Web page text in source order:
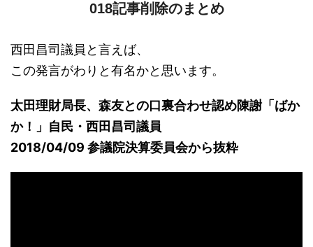
018記事削除のまとめ
西田昌司議員と言えば、
この発言がわりと有名かと思います。
太田理財局長、森友との口裏合わせ認め陳謝「ばか
か！」自民・西田昌司議員
2018/04/09 参議院決算委員会から抜粋